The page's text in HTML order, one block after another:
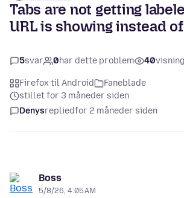
Tabs are not getting
URL is showing instead
5svar 0har dette problem 40
Firefox til Android
Faneblade
stillet for 3 måneder siden
Denysrepliedfor 2 måneder siden
Boss
5/8/26, 4:05 AM